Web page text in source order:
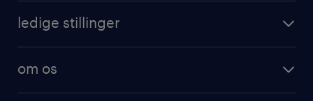
ledige stillinger
om os